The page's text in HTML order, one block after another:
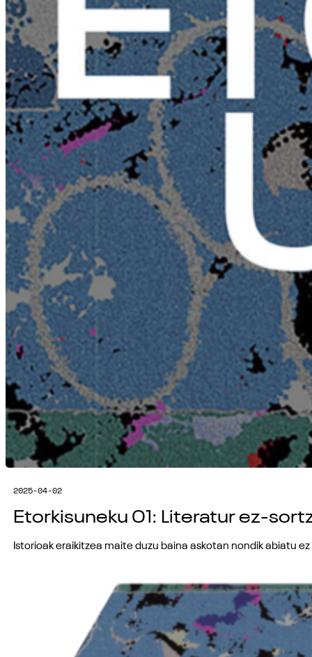
2025-04-02
Etorkisuneku 01: Literatur ez-
Istorioak eraikitzea maite duzu baina askotan nondik abiatu